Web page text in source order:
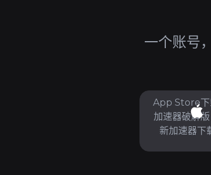
一个账号
App Store下
加速器破解
新加速器下